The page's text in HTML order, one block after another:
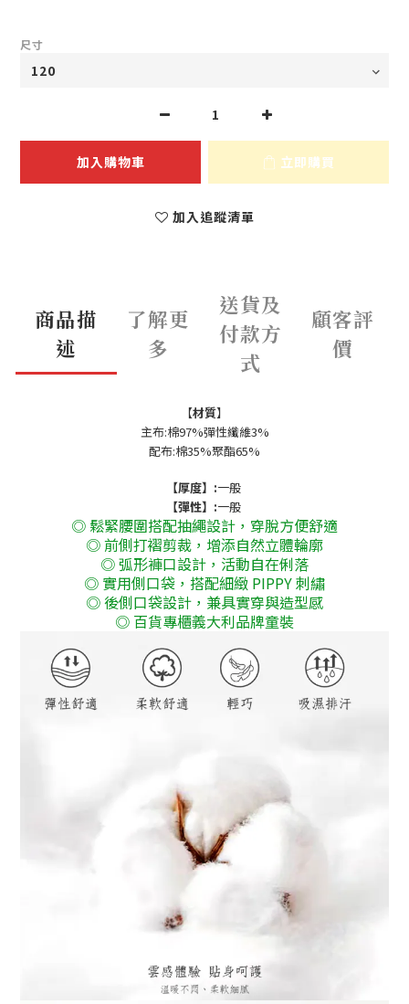
尺寸
加入購物車 立即購買
加入追蹤清單
商品描
述
了解更
多
送貨及
付款方
式
顧客評
價
【材質】
主布:棉97%彈性纖維3%
配布:棉35%聚酯65%
【厚度】:一般
【彈性】 :一般
◎ 鬆緊腰圍搭配抽繩設計，穿脫方便舒適
◎ 前側打褶剪裁，增添自然立體輪廓
◎ 弧形褲口設計，活動自在俐落
◎ 實用側口袋，搭配細緻 PIPPY 刺繡
◎ 後側口袋設計，兼具實穿與造型感
◎ 百貨專櫃義大利品牌童裝